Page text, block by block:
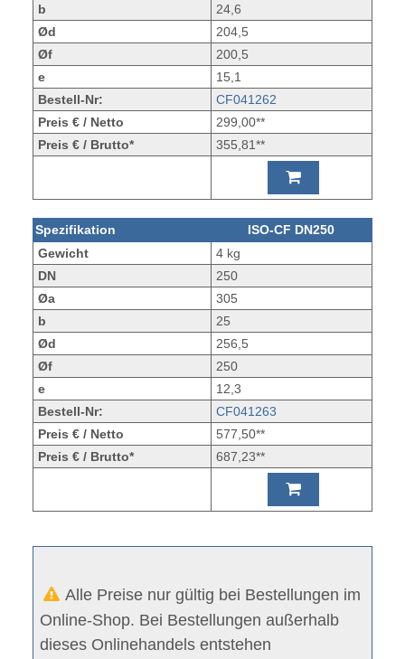
b
24,6
Ød
204,5
Øf
200,5
e
15,1
Bestell-Nr:
CF041262
Preis € / Netto
299,00**
Preis € / Brutto*
355,81**
Spezifikation
ISO-CF DN250
Gewicht
4 kg
DN
250
Øa
305
b
25
Ød
256,5
Øf
250
e
12,3
Bestell-Nr:
CF041263
Preis € / Netto
577,50**
Preis € / Brutto*
687,23**
Alle Preise nur gültig bei Bestellungen im
Online-Shop. Bei Bestellungen außerhalb
dieses Onlinehandels entstehen